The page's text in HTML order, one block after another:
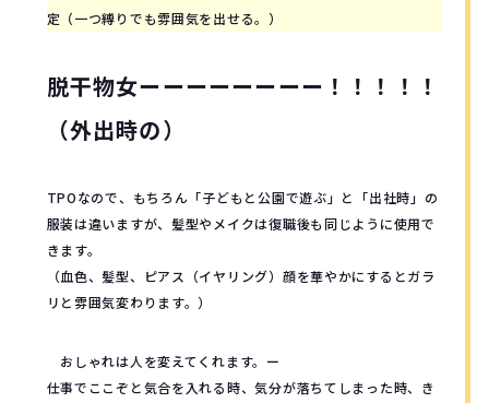
定（一つ縛りでも雰囲気を出せる。）
脱干物女ーーーーーーーー！！！！！
（外出時の）
TPOなので、もちろん「子どもと公園で遊ぶ」と「出社時」の
服装は違いますが、髪型やメイクは復職後も同じように使用で
きます。
（血色、髪型、ピアス（イヤリング）顔を華やかにするとガラ
リと雰囲気変わります。）
おしゃれは人を変えてくれます。ー
仕事でここぞと気合を入れる時、気分が落ちてしまった時、き